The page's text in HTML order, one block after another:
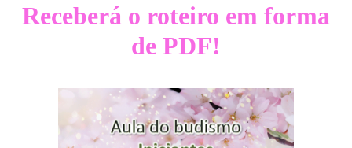
Receberá o roteiro em forma
de PDF!